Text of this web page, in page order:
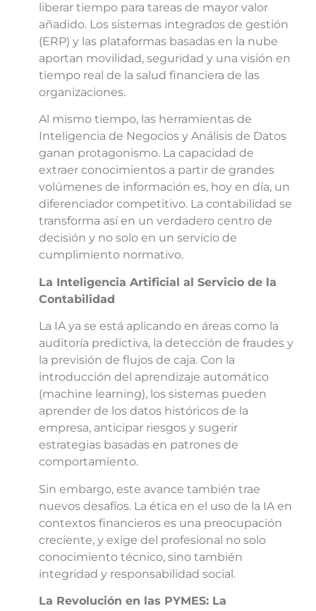
liberar tiempo para tareas de mayor valor
añadido. Los sistemas integrados de gestión
(ERP) y las plataformas basadas en la nube
aportan movilidad, seguridad y una visión en
tiempo real de la salud financiera de las
organizaciones.
Al mismo tiempo, las herramientas de
Inteligencia de Negocios y Análisis de Datos
ganan protagonismo. La capacidad de
extraer conocimientos a partir de grandes
volúmenes de información es, hoy en día, un
diferenciador competitivo. La contabilidad se
transforma así en un verdadero centro de
decisión y no solo en un servicio de
cumplimiento normativo.
La Inteligencia Artificial al Servicio de la
Contabilidad
La IA ya se está aplicando en áreas como la
auditoría predictiva, la detección de fraudes y
la previsión de flujos de caja. Con la
introducción del aprendizaje automático
(machine learning), los sistemas pueden
aprender de los datos históricos de la
empresa, anticipar riesgos y sugerir
estrategias basadas en patrones de
comportamiento.
Sin embargo, este avance también trae
nuevos desafíos. La ética en el uso de la IA en
contextos financieros es una preocupación
creciente, y exige del profesional no solo
conocimiento técnico, sino también
integridad y responsabilidad social.
La Revolución en las PYMES: La